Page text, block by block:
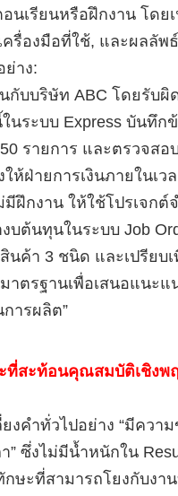
อนเรียนหรือฝึกงาน โดย
ครื่องมือที่ใช้, และผลลัพธ์
ย่าง:
นกับบริษัท ABC โดยรับ
ในระบบ Express บันทึก
รายการ และตรวจสอ
ห้ฝ่ายการเงินภายในเว
มีฝึกงาน ให้ใช้โปรเจกต์
บต้นทุนในระบบ Job
นค้า 3 ชนิด และเปรียบ
าตรฐานเพื่อเสนอแนะแ
ารผลิต”
ที่สะท้อนคุณสมบัติเชิงพ
ยงคำทั่วไปอย่าง “มีควา
า” ซึ่งไม่มีน้ำหนักใน
กษะที่สามารถโยงกับงา